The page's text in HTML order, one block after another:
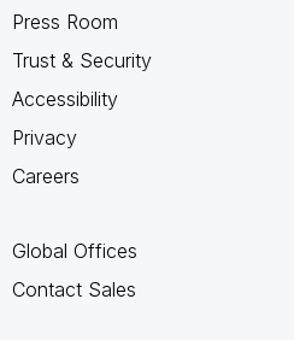
Press Room
Trust & Security
Accessibility
Privacy
Careers
Global Offices
Contact Sales